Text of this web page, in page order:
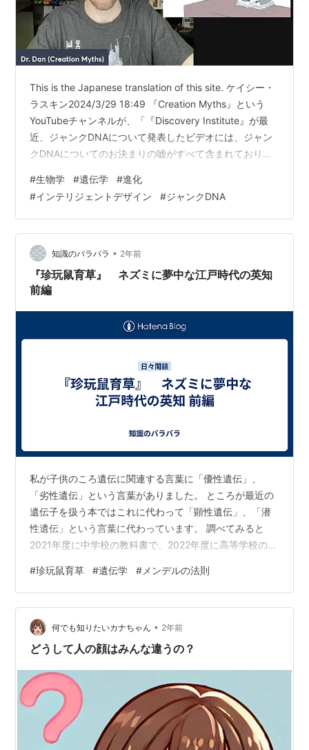
This is the Japanese translation of this site. ケイシー・
ラスキン2024/3/29 18:49 『Creation Myths』という
YouTubeチャンネルが、「『Discovery Institute』が最
近、ジャンクDNAについて発表したビデオには、ジャン
クDNAについてのお決まりの嘘がすべて含まれており、
のトリックもいくつかあります。私たちはそれについて
話すつもりです」と主張する新しい提供物を発表しまし
た。これは私たちの新しい『Long Story Short』の動画
に関連しています。
#生物学 #遺伝学 #進化
#インテリジェントデザイン #ジャンクDNA
知識のバラバラ • 2年前
『珍玩鼠育草』 ネズミに夢中な江戸時代の英知
前編
私が子供のころ遺伝に関連する言葉に「優性遺伝」、
「劣性遺伝」という言葉がありました。 ところが最近の
遺伝子を扱う本ではこれに代わって「顕性遺伝」、「潜
性遺伝」という言葉に代わっています。 調べてみると
2021年度に中学校の教科書で、2022年度に高等学校の教
ージを与える恐れがあるためということですが、一般的
でない名称のため逆に意味が採りにくくなっているよう
な気もします。 そもそも顕性遺伝、潜性遺伝とはどうい
うものなのか。 有名なのはメンデルの実験です。メンデ
ルは修道士だったのですが教会の庭でエンドウ豆を育て
#珍玩鼠育草 #遺伝学 # メンデルの法則
何でも知りたいカナちゃん • 2年前
どうして人の顔はみんな違うの？